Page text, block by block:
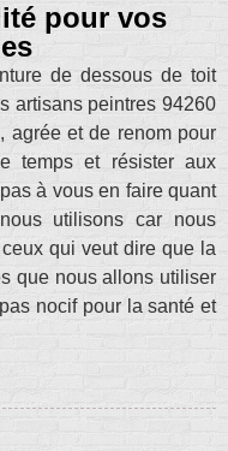
pour vos
de dessous de toit
artisans peintres 94260
agrée et de renom pour
temps et résister aux
à vous en faire quant
utilisons car nous
qui veut dire que la
que nous allons utiliser
nocif pour la santé et